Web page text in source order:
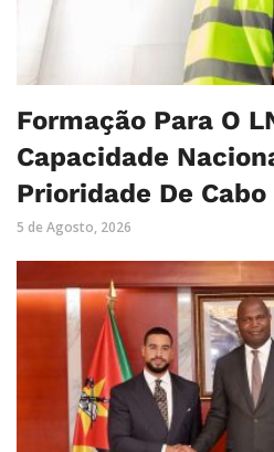
Formação Para O
Capacidade
Prioridade De Cabo
5 de Agosto, 2026